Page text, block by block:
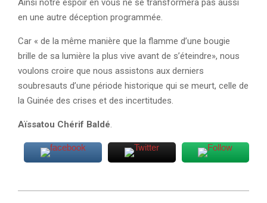
Ainsi notre espoir en vous ne se transformera pas aussi
en une autre déception programmée.
Car « de la même manière que la flamme d’une bougie
brille de sa lumière la plus vive avant de s’éteindre», nous
voulons croire que nous assistons aux derniers
soubresauts d’une période historique qui se meurt, celle de
la Guinée des crises et des incertitudes.
Aïssatou Chérif Baldé.